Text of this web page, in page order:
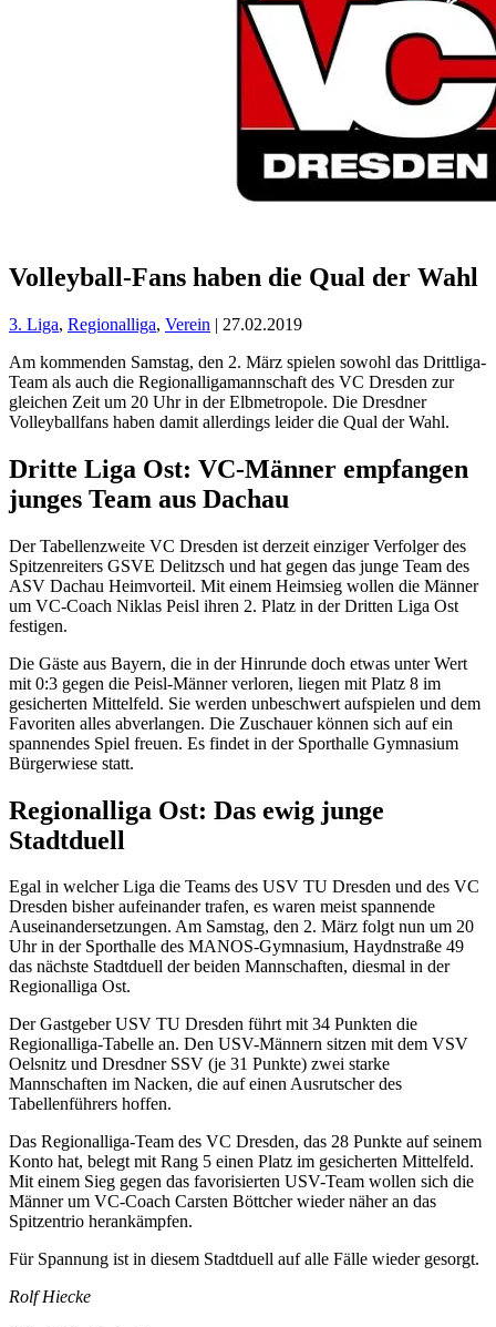
Volleyball-Fans haben die Qual der Wahl
3. Liga, Regionalliga, Verein | 27.02.2019
Am kommenden Samstag, den 2. März spielen sowohl das Drittliga-
Team als auch die Regionalligamannschaft des VC Dresden zur
gleichen Zeit um 20 Uhr in der Elbmetropole. Die Dresdner
Volleyballfans haben damit allerdings leider die Qual der Wahl.
Dritte Liga Ost: VC-Männer empfangen
junges Team aus Dachau
Der Tabellenzweite VC Dresden ist derzeit einziger Verfolger des
Spitzenreiters GSVE Delitzsch und hat gegen das junge Team des
ASV Dachau Heimvorteil. Mit einem Heimsieg wollen die Männer
um VC-Coach Niklas Peisl ihren 2. Platz in der Dritten Liga Ost
festigen.
Die Gäste aus Bayern, die in der Hinrunde doch etwas unter Wert
mit 0:3 gegen die Peisl-Männer verloren, liegen mit Platz 8 im
gesicherten Mittelfeld. Sie werden unbeschwert aufspielen und dem
Favoriten alles abverlangen. Die Zuschauer können sich auf ein
spannendes Spiel freuen. Es findet in der Sporthalle Gymnasium
Bürgerwiese statt.
Regionalliga Ost: Das ewig junge
Stadtduell
Egal in welcher Liga die Teams des USV TU Dresden und des VC
Dresden bisher aufeinander trafen, es waren meist spannende
Auseinandersetzungen. Am Samstag, den 2. März folgt nun um 20
Uhr in der Sporthalle des MANOS-Gymnasium, Haydnstraße 49
das nächste Stadtduell der beiden Mannschaften, diesmal in der
Regionalliga Ost.
Der Gastgeber USV TU Dresden führt mit 34 Punkten die
Regionalliga-Tabelle an. Den USV-Männern sitzen mit dem VSV
Oelsnitz und Dresdner SSV (je 31 Punkte) zwei starke
Mannschaften im Nacken, die auf einen Ausrutscher des
Tabellenführers hoffen.
Das Regionalliga-Team des VC Dresden, das 28 Punkte auf seinem
Konto hat, belegt mit Rang 5 einen Platz im gesicherten Mittelfeld.
Mit einem Sieg gegen das favorisierten USV-Team wollen sich die
Männer um VC-Coach Carsten Böttcher wieder näher an das
Spitzentrio herankämpfen.
Für Spannung ist in diesem Stadtduell auf alle Fälle wieder gesorgt.
Rolf Hiecke